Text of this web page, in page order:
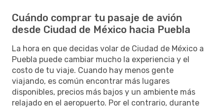
Cuándo comprar tu pasaje de avión
desde Ciudad de México hacia Puebla
La hora en que decidas volar de Ciudad de México a
Puebla puede cambiar mucho la experiencia y el
costo de tu viaje. Cuando hay menos gente
viajando, es común encontrar más lugares
disponibles, precios más bajos y un ambiente más
relajado en el aeropuerto. Por el contrario, durante